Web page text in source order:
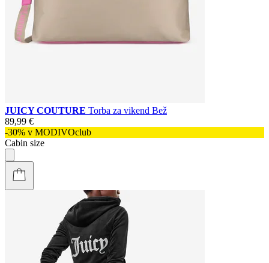
JUICY COUTURE Torba za vikend Bež
89,99 €
-30% v MODIVOclub
Cabin size